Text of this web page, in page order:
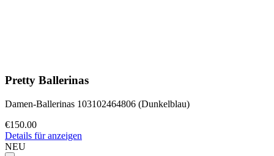
Pretty Ballerinas
Damen-Ballerinas 103102464806 (Dunkelblau)
€150.00
Details für anzeigen
NEU